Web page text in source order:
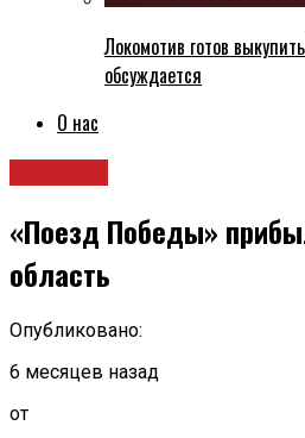
Локомотив готов
обсуждается
О нас
«Поезд Победы»
область
Опубликовано:
6 месяцев назад
от